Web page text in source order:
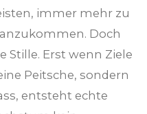
immer mehr zu
Doch
Stille. Erst wenn Ziele
Peitsche, sondern
entsteht echte